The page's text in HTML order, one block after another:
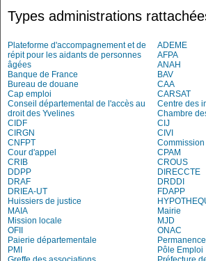
Types administrations
Plateforme d'accompagnement et de
répit pour les aidants de personnes
âgées
ADEME
AFPA
ANAH
Banque de France
BAV
Bureau de douane
CAA
Cap emploi
CARSAT
Conseil départemental de l'accès au
droit des Yvelines
Centre des
Chambre
CIDF
CIJ
CIRGN
CIVI
CNFPT
Cour d'appel
CPAM
CRIB
CROUS
DDPP
DIRECCTE
DRAF
DRDDI
DRIEA-UT
FDAPP
Huissiers de justice
MAIA
Mairie
Mission locale
MJD
OFII
ONAC
Paierie départementale
PMI
Pôle Emploi